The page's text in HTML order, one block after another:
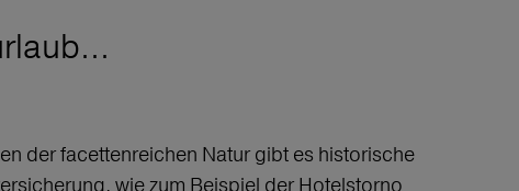
der facettenreichen Natur gibt es historische
wie zum Beispiel der Hotelstorno